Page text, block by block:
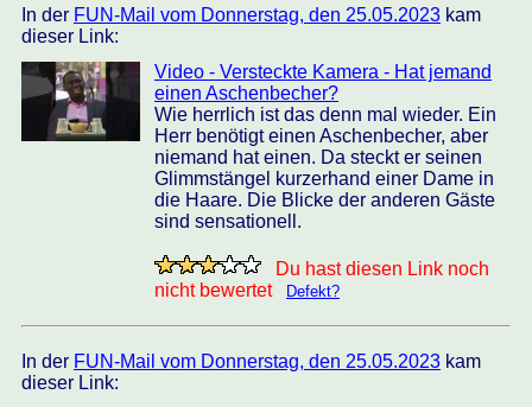
In der FUN-Mail vom Donnerstag, den 25.05.2023 kam
dieser Link:
Video - Versteckte Kamera - Hat jemand
einen Aschenbecher?
Wie herrlich ist das denn mal wieder. Ein
Herr benötigt einen Aschenbecher, aber
niemand hat einen. Da steckt er seinen
Glimmstängel kurzerhand einer Dame in
die Haare. Die Blicke der anderen Gäste
sind sensationell.
Du hast diesen Link noch
nicht bewertet
Defekt?
In der FUN-Mail vom Donnerstag, den 25.05.2023 kam
dieser Link: